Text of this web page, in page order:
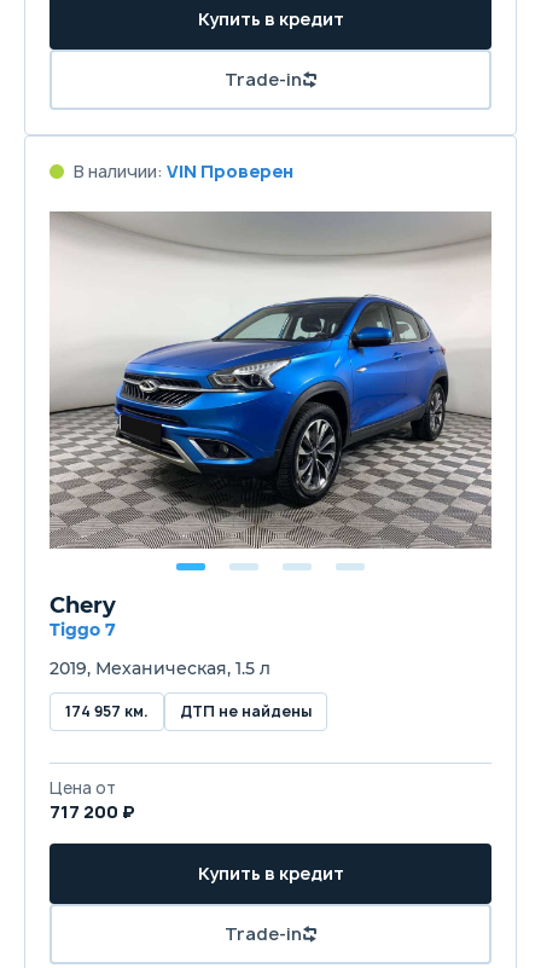
Купить в кредит
Trade-in
В наличии: VIN Проверен
Chery
Tiggo 7
2019, Механическая, 1.5 л
174 957 км. ДТП не найдены
Цена от
717 200 ₽
Купить в кредит
Trade-in